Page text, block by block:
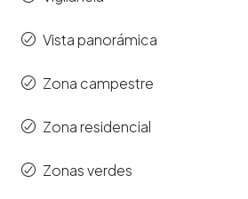
Vista panorámica
Zona campestre
Zona residencial
Zonas verdes